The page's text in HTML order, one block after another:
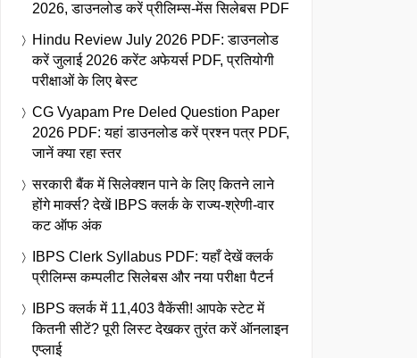
2026, डाउनलोड करें प्रीलिम्स-मेंस सिलेबस PDF
Hindu Review July 2026 PDF: डाउनलोड
करें जुलाई 2026 करेंट अफेयर्स PDF, प्रतियोगी
परीक्षाओं के लिए बेस्ट
CG Vyapam Pre Deled Question Paper
2026 PDF: यहां डाउनलोड करें प्रश्न पत्र PDF,
जानें क्या रहा स्तर
सरकारी बैंक में सिलेक्शन पाने के लिए कितने लाने
होंगे मार्क्स? देखें IBPS क्लर्क के राज्य-श्रेणी-वार
कट ऑफ अंक
IBPS Clerk Syllabus PDF: यहाँ देखें क्लर्क
प्रीलिम्स कम्पलीट सिलेबस और नया परीक्षा पैटर्न
IBPS क्लर्क में 11,403 वैकेंसी! आपके स्टेट में
कितनी सीटें? पूरी लिस्ट देखकर तुरंत करें ऑनलाइन
एप्लाई